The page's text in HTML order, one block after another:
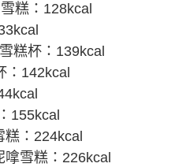
糕：128kcal
糕杯：139kcal
：142kcal
155kcal
：224kcal
雪糕：226kcal